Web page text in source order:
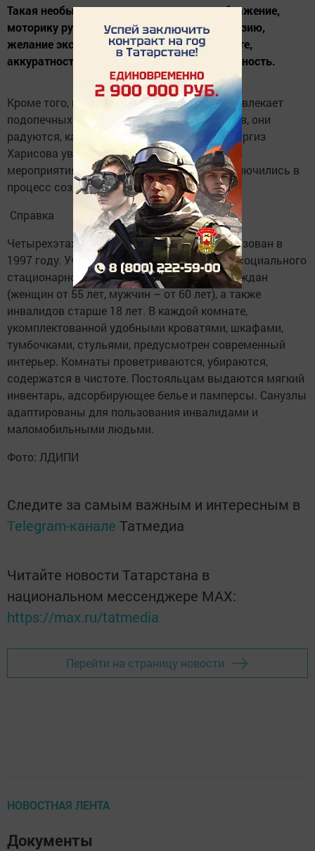
Такая необычная техника развивает воображение,
моторику рук, художественный вкус, фантазию,
желание экспериментировать в своей работе,
аккуратность, трудолюбие и целеустремленность.
Кроме того, необычное творчество всегда увлекает
подопечных Дома престарелых и инвалидов, они
радуются, как дети. Инструктор по труду Наргиз
Харисова увлекла участников интересного
мероприятия, которые с удовольствием включились в
процесс создания маленьких шедевров.
Справка
Четырехэтажный Дом-интернат был организован в
1997 году. Учреждение предназначено для социального
стационарного обслуживания пожилых граждан
(женщин от 55 лет, мужчин – от 60 лет), а также
инвалидов старше 18 лет. В каждой комнате,
укомплектованной удобными кроватями, шкафами,
тумбочками, стульями, предусмотрен современный
интерьер. Комнаты проветриваются, убираются,
содержатся в чистоте. Постояльцам выдаются мягкий
инвентарь, адсорбирующее белье и памперсы. Санузлы
адаптированы для пользования инвалидами и
маломобильными людьми.
Фото: ЛДИПИ
Следите за самым важным и интересным в
Telegram-канале Татмедиа
Читайте новости Татарстана в
национальном мессенджере MАХ:
https://max.ru/tatmedia
Перейти на страницу новости
НОВОСТНАЯ ЛЕНТА
Документы